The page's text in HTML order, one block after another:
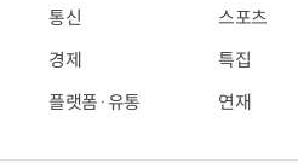
통신
경제
플랫폼·유통
스포츠
특집
연재